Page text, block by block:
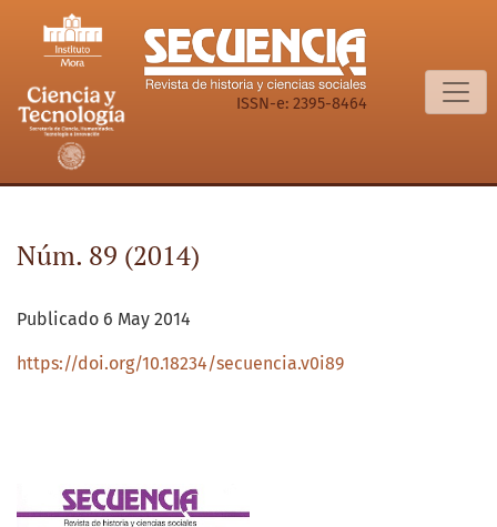
Núm. 89 (2014): mayo-agosto
ISSN-e: 2395-8464
Núm. 89 (2014)
Publicado 6 May 2014
https://doi.org/10.18234/secuencia.v0i89